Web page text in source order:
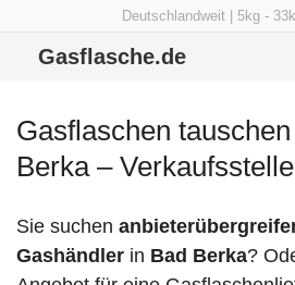
Deutschlandweit | 5kg -
Gasflasche.de
Gasflaschen
Berka –
Sie suchen
Gashändler in Bad Berka?